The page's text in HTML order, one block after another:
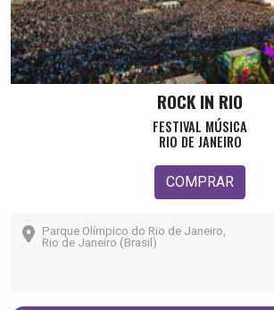
ROCK IN RIO
FESTIVAL MÚSICA
RIO DE JANEIRO
COMPRAR
Parque Olímpico do Rio de Janeiro,
Rio de Janeiro (Brasil)